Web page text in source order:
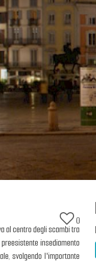
0
al centro degli scambi tra
insediamento
svolgendo l'importante